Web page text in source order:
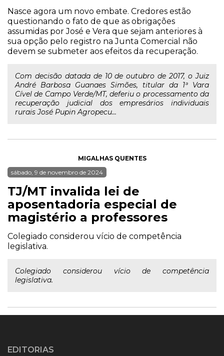
Nasce agora um novo embate. Credores estão
questionando o fato de que as obrigações
assumidas por José e Vera que sejam anteriores à
sua opção pelo registro na Junta Comercial não
devem se submeter aos efeitos da recuperação.
Com decisão datada de 10 de outubro de 2017, o Juiz
André Barbosa Guanaes Simões, titular da 1ª Vara
Cível de Campo Verde/MT, deferiu o processamento da
recuperação judicial dos empresários individuais
rurais José Pupin Agropecu...
MIGALHAS QUENTES
sábado, 9 de novembro de 2024
TJ/MT invalida lei de
aposentadoria especial de
magistério a professores
Colegiado considerou vício de competência
legislativa.
Colegiado considerou vício de competência
legislativa.
EDITORIAS